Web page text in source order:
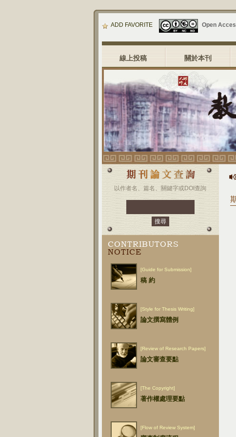
ADD FAVORITE Open
線上投稿 關於本刊
以作者名、篇名、關鍵字或DOI查詢
CONTRIBUTORS
NOTICE
[Guide for Submission]
稿 約
[Style for Thesis Writing]
論文撰寫體例
[Review of Research Papers]
論文審查要點
[The Copyright]
著作權處理要點
[Flow of Review System]